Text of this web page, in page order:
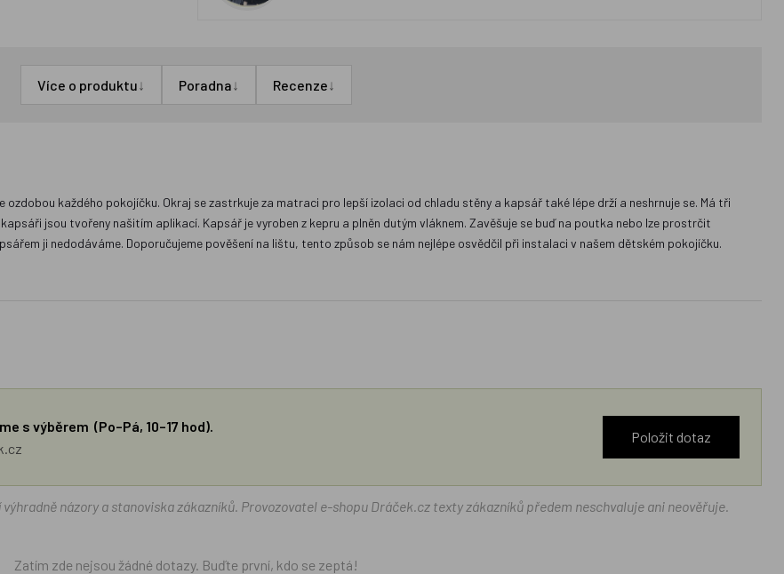
Více o produktu↓ Poradna↓ Recenze↓
každého pokojíčku. Okraj se zastrkuje za matraci pro lepší izolaci od chladu stěny a kapsář také lépe drží a neshrnuje se. Má tři
jsou tvořeny našitím aplikací. Kapsář je vyroben z kepru a plněn dutým vláknem. Zavěšuje se buď na poutka nebo lze prostrčit
ji nedodáváme. Doporučujeme pověšení na lištu, tento způsob se nám nejlépe osvědčil při instalaci v našem dětském pokojíčku.
s výběrem (Po–Pá, 10–17 hod).
Položit dotaz
názory a stanoviska zákazníků. Provozovatel e-shopu Dráček.cz texty zákazníků předem neschvaluje ani neověřuje.
Zatím zde nejsou žádné dotazy. Buďte první, kdo se zeptá!